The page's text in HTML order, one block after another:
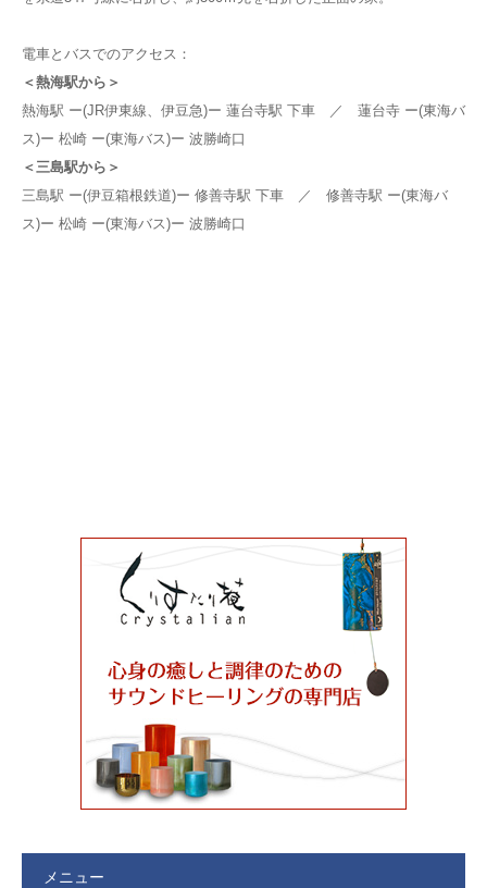
電車とバスでのアクセス：
＜熱海駅から＞
熱海駅 ー(JR伊東線、伊豆急)ー 蓮台寺駅 下車 ／ 蓮台寺 ー(東海バ
ス)ー 松崎 ー(東海バス)ー 波勝崎口
＜三島駅から＞
三島駅 ー(伊豆箱根鉄道)ー 修善寺駅 下車 ／ 修善寺駅 ー(東海バ
ス)ー 松崎 ー(東海バス)ー 波勝崎口
メニュー